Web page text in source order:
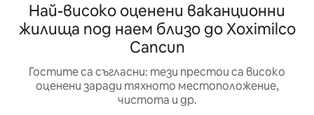
Най-високо оценени ваканционни
жилища под наем близо до Xoximilco
Cancun
Гостите са съгласни: тези престои са високо
оценени заради тяхното местоположение,
чистота и др.